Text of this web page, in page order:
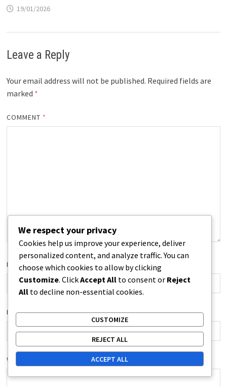
19/01/2026
Leave a Reply
Your email address will not be published. Required fields are
marked *
COMMENT *
NAME*
EMAIL*
WEBSITE
We respect your privacy
Cookies help us improve your experience, deliver
personalized content, and analyze traffic. You can
choose which cookies to allow by clicking
Customize. ClickAccept All to consent or Reject
All to decline non-essential cookies.
CUSTOMIZE
REJECT ALL
ACCEPT ALL